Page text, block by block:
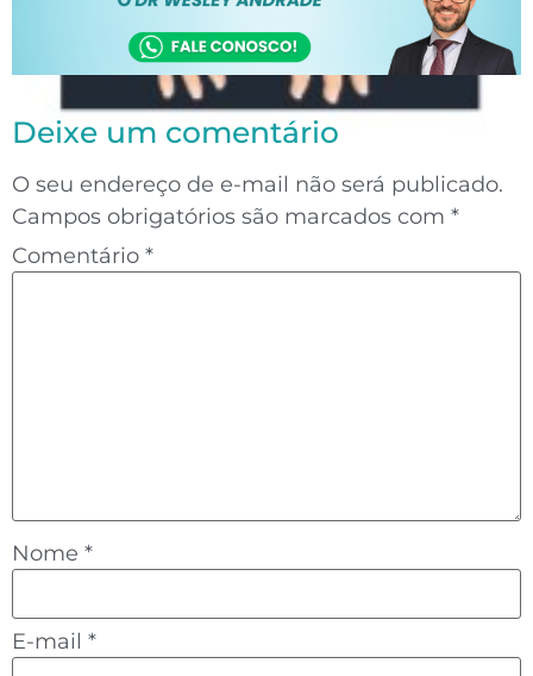
Deixe um comentário
O seu endereço de e-mail não será publicado.
Campos obrigatórios são marcados com *
Comentário *
Nome *
E-mail *